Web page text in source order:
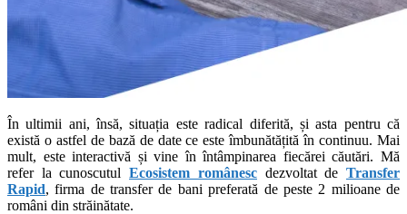
În ultimii ani, însă, situația este radical diferită, și asta pentru că
există o astfel de bază de date ce este îmbunătățită în continuu. Mai
mult, este interactivă și vine în întâmpinarea fiecărei căutări. Mă
refer la cunoscutul Ecosistem românesc dezvoltat de Transfer
Rapid, firma de transfer de bani preferată de peste 2 milioane de
români din străinătate.